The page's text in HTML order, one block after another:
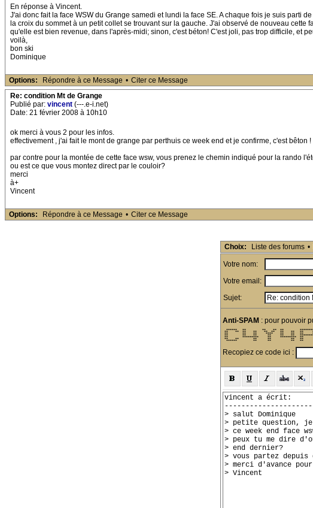
En réponse à Vincent.
J'ai donc fait la face WSW du Grange samedi et lundi la face SE. A chaque fois je suis parti
la croix du sommet à un petit collet se trouvant sur la gauche. J'ai observé de nouveau
qu'elle est bien revenue, dans l'après-midi; sinon, c'est béton! C'est joli, pas trop difficile, et
voilà,
bon ski
Dominique
Options: Répondre à ce Message • Citer ce Message
Re: condition Mt de Grange
Publié par: vincent (---.e-i.net)
Date: 21 février 2008 à 10h10
ok merci à vous 2 pour les infos.
effectivement , j'ai fait le mont de grange par perthuis ce week end et je confirme, c'est bêton !
par contre pour la montée de cette face wsw, vous prenez le chemin indiqué pour la rando
ou est ce que vous montez direct par le couloir?
merci
à+
Vincent
Options: Répondre à ce Message • Citer ce Message
Choix: Liste des forums •
Votre nom:
Votre email:
Sujet:
Anti-SPAM : pour pouvoir
******   **         **    **  **
**    **  **    **    **  **   **    **   **
**        **    **     ****    **    **   **
**        **    **      **     **    **
**        *********     **     *********
**    **        **      **           **
******         **      **           **
Recopiez ce code ici :